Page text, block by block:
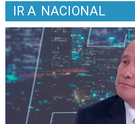
IR A NACIONAL